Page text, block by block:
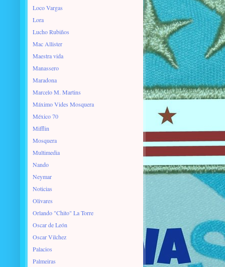
Loco Vargas
Lora
Lucho Rubiños
Mac Allister
Maestra vida
Manassero
Maradona
Marcelo M. Martins
Máximo Vides Mosquera
México 70
Mifflin
Mosquera
Multimedia
Nando
Neymar
Noticias
Olivares
Orlando "Chito" La Torre
Oscar de León
Oscar Vilchez
Palacios
Palmeiras